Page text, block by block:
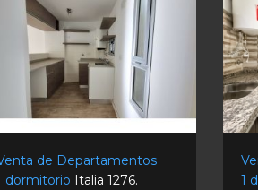
de Departamentos
dormitorio Italia 1276.
1